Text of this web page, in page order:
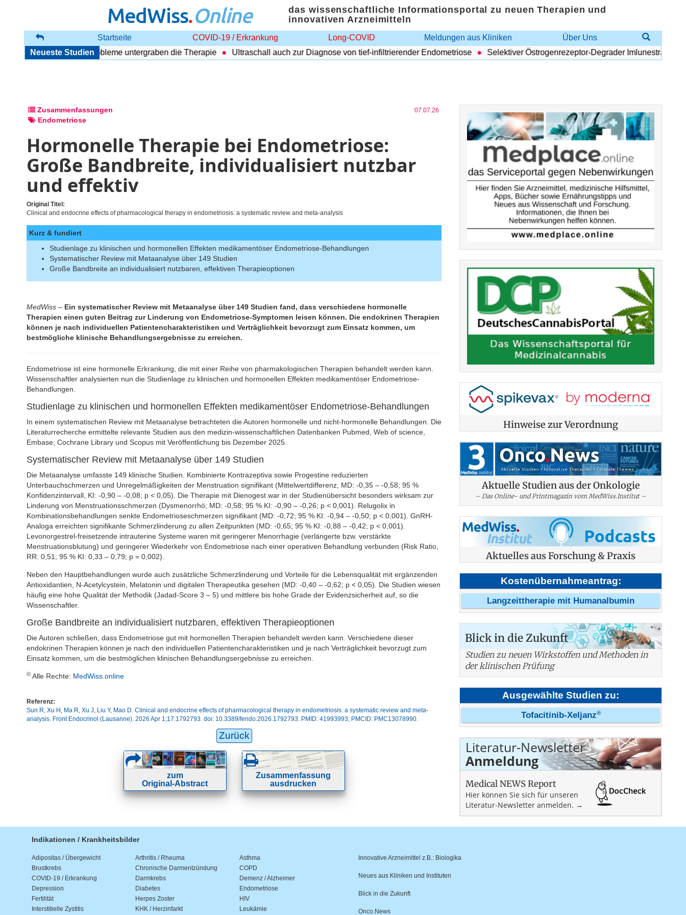
MedWiss.Online
das wissenschaftliche Informationsportal zu neuen Therapien und
innovativen Arzneimitteln
Startseite COVID-19 / Erkrankung Long-COVID Meldungen aus Kliniken
Über Uns
Neueste Studien
Begleitende Probleme untergraben die Therapie Ultraschall auch zur Diagnose von tief-infiltrierender Endometriose Selektiver Östrogenrezeptor-Degrader Imlunestrant:
Zusammenfassungen 07.07.26
Endometriose
Hormonelle Therapie bei Endometriose:
Große Bandbreite, individualisiert nutzbar
und effektiv
Original Titel:
Clinical and endocrine effects of pharmacological therapy in endometriosis: a systematic review and meta-analysis
Kurz & fundiert
Studienlage zu klinischen und hormonellen Effekten medikamentöser Endometriose-Behandlungen
Systematischer Review mit Metaanalyse über 149 Studien
Große Bandbreite an individualisiert nutzbaren, effektiven Therapieoptionen
MedWiss – Ein systematischer Review mit Metaanalyse über 149 Studien fand, dass verschiedene hormonelle
Therapien einen guten Beitrag zur Linderung von Endometriose-Symptomen leisen können. Die endokrinen Therapien
können je nach individuellen Patientencharakteristiken und Verträglichkeit bevorzugt zum Einsatz kommen, um
bestmögliche klinische Behandlungsergebnisse zu erreichen.
Endometriose ist eine hormonelle Erkrankung, die mit einer Reihe von pharmakologischen Therapien behandelt werden kann.
Wissenschaftler analysierten nun die Studienlage zu klinischen und hormonellen Effekten medikamentöser Endometriose-
Behandlungen.
Studienlage zu klinischen und hormonellen Effekten medikamentöser Endometriose-Behandlungen
In einem systematischen Review mit Metaanalyse betrachteten die Autoren hormonelle und nicht-hormonelle Behandlungen. Die
Literaturrecherche ermittelte relevante Studien aus den medizin-wissenschaftlichen Datenbanken Pubmed, Web of science,
Embase, Cochrane Library und Scopus mit Veröffentlichung bis Dezember 2025.
Systematischer Review mit Metaanalyse über 149 Studien
Die Metaanalyse umfasste 149 klinische Studien. Kombinierte Kontrazeptiva sowie Progestine reduzierten
Unterbauchschmerzen und Unregelmäßigkeiten der Menstruation signifikant (Mittelwertdifferenz, MD: -0,35 – -0,58; 95 %
Konfidenzintervall, KI: -0,90 – -0,08; p < 0,05). Die Therapie mit Dienogest war in der Studienübersicht besonders wirksam zur
Linderung von Menstruationsschmerzen (Dysmenorrhö; MD: -0,58; 95 % KI: -0,90 – -0,26; p < 0,001). Relugolix in
Kombinationsbehandlungen senkte Endometrioseschmerzen signifikant (MD: -0,72; 95 % KI: -0,94 – -0,50; p < 0,001). GnRH-
Analoga erreichten signifikante Schmerzlinderung zu allen Zeitpunkten (MD: -0,65; 95 % KI: -0,88 – -0,42; p < 0,001).
Levonorgestrel-freisetzende intrauterine Systeme waren mit geringerer Menorrhagie (verlängerte bzw. verstärkte
Menstruationsblutung) und geringerer Wiederkehr von Endometriose nach einer operativen Behandlung verbunden (Risk Ratio,
RR: 0,51; 95 % KI: 0,33 – 0,79; p = 0,002).
Neben den Hauptbehandlungen wurde auch zusätzliche Schmerzlinderung und Vorteile für die Lebensqualität mit ergänzenden
Antioxidantien, N-Acetylcystein, Melatonin und digitalen Therapeutika gesehen (MD: -0,40 – -0,62; p < 0,05). Die Studien wiesen
häufig eine hohe Qualität der Methodik (Jadad-Score 3 – 5) und mittlere bis hohe Grade der Evidenzsicherheit auf, so die
Wissenschaftler.
Große Bandbreite an individualisiert nutzbaren, effektiven Therapieoptionen
Die Autoren schließen, dass Endometriose gut mit hormonellen Therapien behandelt werden kann. Verschiedene dieser
endokrinen Therapien können je nach den individuellen Patientencharakteristiken und je nach Verträglichkeit bevorzugt zum
Einsatz kommen, um die bestmöglichen klinischen Behandlungsergebnisse zu erreichen.
© Alle Rechte: MedWiss.online
Referenz:
Sun R, Xu H, Ma R, Xu J, Liu Y, Mao D. Clinical and endocrine effects of pharmacological therapy in endometriosis: a systematic review and meta-
analysis. Front Endocrinol (Lausanne). 2026 Apr 1;17:1792793. doi: 10.3389/fendo.2026.1792793. PMID: 41993993; PMCID: PMC13078990.
Zurück
zum
Original-Abstract
Zusammenfassung
ausdrucken
Hinweise zur Verordnung
Aktuelle Studien aus der Onkologie
– Das Online- und Printmagazin vom MedWiss.Institut –
Aktuelles aus Forschung & Praxis
Kostenübernahmeantrag:
Langzeittherapie mit Humanalbumin
Blick in die Zukunft
Studien zu neuen Wirkstoffen und Methoden in
der klinischen Prüfung
Ausgewählte Studien zu:
Tofacitinib-Xeljanz®
Literatur-Newsletter
Anmeldung
Medical NEWS Report
Hier können Sie sich für unseren
Literatur-Newsletter anmelden. →
Indikationen / Krankheitsbilder
Adipositas / Übergewicht Arthritis / Rheuma
Asthma
Brustkrebs
Chronische Darmentzündung
COPD
COVID-19 / Erkrankung
Darmkrebs
Demenz / Alzheimer
Depression
Diabetes
Endometriose
Fertilität
Herpes Zoster
HIV
Interstitielle Zystitis
KHK / Herzinfarkt Leukämie
Innovative Arzneimittel z.B.: Biologika
Neues aus Kliniken und Instituten
Blick in die Zukunft
Onco.News